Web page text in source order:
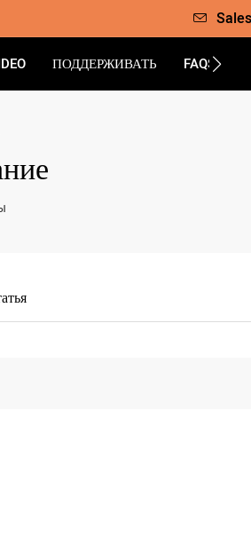
ПОДДЕРЖИВАТЬ FAQS